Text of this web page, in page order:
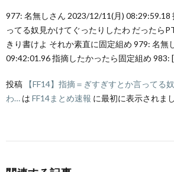
977: 名無しさん 2023/12/11(月) 08:29:59.18
ってる奴見かけてぐったりしたわ だったら
きり書けよ それか素直に固定組め 979: 名無
09:42:01.96 指摘したかったら固定組め 983:
投稿
【FF14】指摘＝ぎすぎすとか言ってる
わ… は FF14まとめ速報 に最初に表示されまし